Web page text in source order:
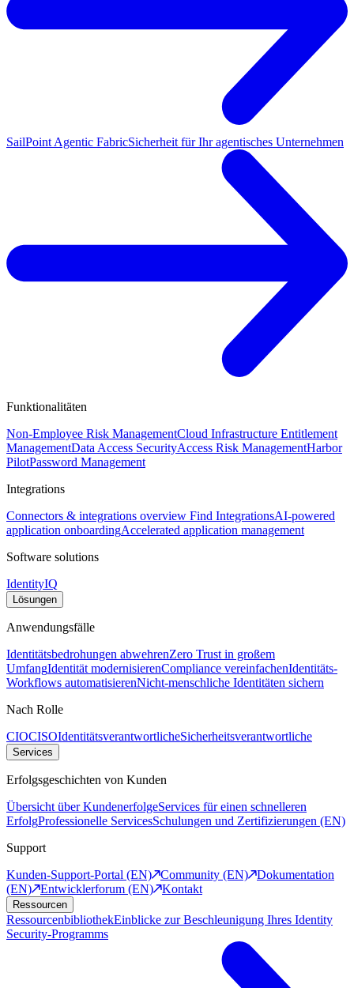
SailPoint Agentic FabricSicherheit für Ihr agentisches Unternehmen
Funktionalitäten
Non-Employee Risk ManagementCloud Infrastructure Entitlement
ManagementData Access SecurityAccess Risk ManagementHarbor
PilotPassword Management
Integrations
Connectors & integrations overview Find IntegrationsAI-powered
application onboardingAccelerated application management
Software solutions
IdentityIQ
Lösungen
Anwendungsfälle
Identitätsbedrohungen abwehrenZero Trust in großem
UmfangIdentität modernisierenCompliance vereinfachenIdentitäts-
Workflows automatisierenNicht-menschliche Identitäten sichern
Nach Rolle
CIOCISOIdentitätsverantwortlicheSicherheitsverantwortliche
Services
Erfolgsgeschichten von Kunden
Übersicht über KundenerfolgeServices für einen schnelleren
ErfolgProfessionelle ServicesSchulungen und Zertifizierungen (EN)
Support
Kunden-Support-Portal (EN)
Community (EN)
Dokumentation
(EN)
Entwicklerforum (EN) Kontakt
Ressourcen
RessourcenbibliothekEinblicke zur Beschleunigung Ihres Identity
Security-Programms